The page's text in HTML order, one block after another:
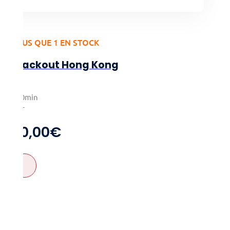
PLUS QUE 1 EN STOCK
Blackout Hong Kong
120min
14+
20,00€